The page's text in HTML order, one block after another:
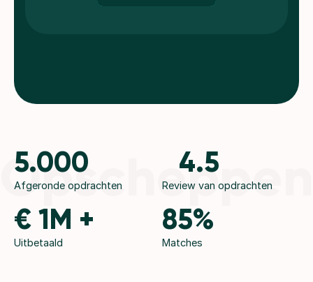
Opscheppen
5.000
Afgeronde opdrachten
4.5
Review van opdrachten
€ 1M +
Uitbetaald
85%
Matches